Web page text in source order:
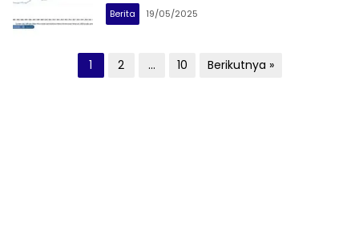
Berita 19/05/2025
1 2 … 10 Berikutnya »